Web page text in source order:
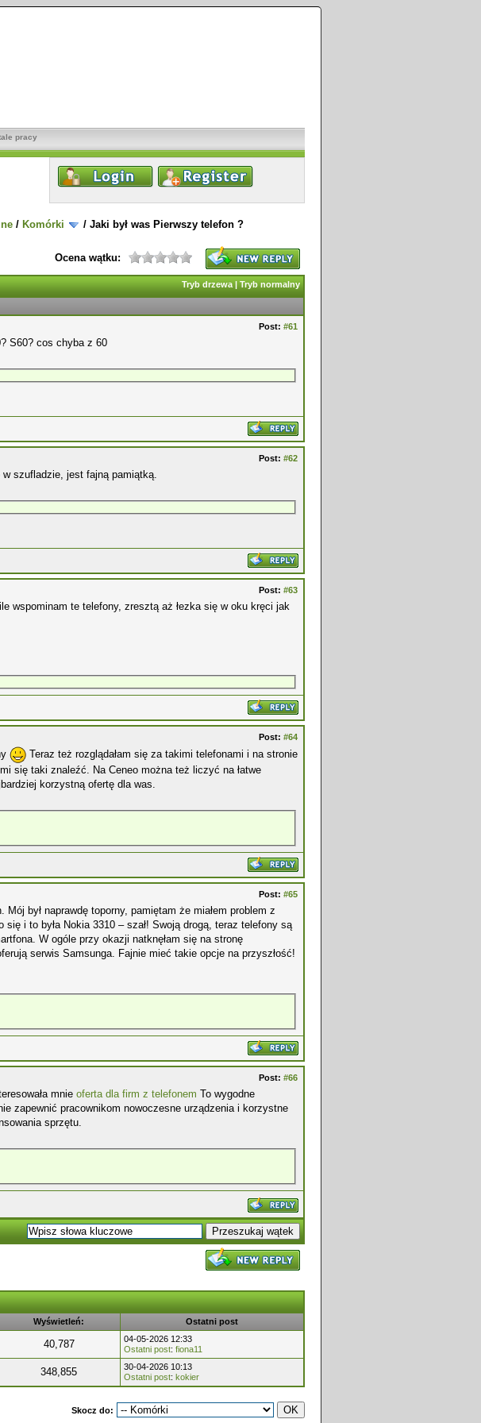
pracy
/ Komórki / Jaki był was Pierwszy telefon ?
Ocena wątku:
Tryb drzewa | Tryb normalny
Post: #61
S60? cos chyba z 60
Post: #62
szufladzie, jest fajną pamiątką.
Post: #63
wspominam te telefony, zresztą aż łezka się w oku kręci jak
Post: #64
Teraz też rozglądałam się za takimi telefonami i na stronie
mi się taki znaleźć. Na Ceneo można też liczyć na łatwe
korzystną ofertę dla was.
Post: #65
był naprawdę toporny, pamiętam że miałem problem z
i to była Nokia 3310 – szał! Swoją drogą, teraz telefony są
W ogóle przy okazji natknęłam się na stronę
serwis Samsunga. Fajnie mieć takie opcje na przyszłość!
Post: #66
mnie oferta dla firm z telefonem To wygodne
zapewnić pracownikom nowoczesne urządzenia i korzystne
sprzętu.
Wyświetleń: Ostatni post
40,787
04-05-2026 12:33
Ostatni post: fiona11
348,855
30-04-2026 10:13
Ostatni post: kokier
Skocz do: